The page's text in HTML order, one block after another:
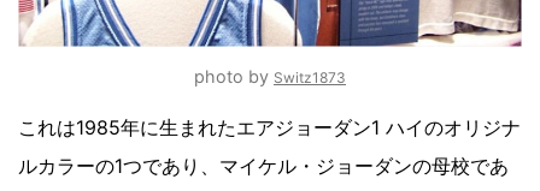
photo by Switz1873
これは1985年に生まれたエアジョーダン1 ハイのオリジナ
ルカラーの1つであり、マイケル・ジョーダンの母校であ